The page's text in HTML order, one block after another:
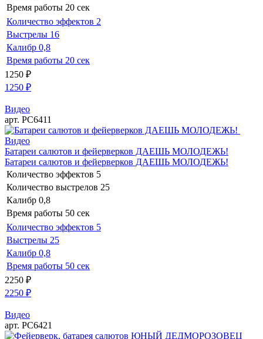
Время работы 20 сек
Количество эффектов 2
Выстрелы 16
Калибр 0,8
Время работы 20 сек
1250 ₽
1250 ₽
Видео
арт. РС6411
Видео
Батареи салютов и фейерверков ДАЕШЬ МОЛОДЕЖЬ!
Батареи салютов и фейерверков ДАЕШЬ МОЛОДЕЖЬ!
Количество эффектов 5
Количество выстрелов 25
Калибр 0,8
Время работы 50 сек
Количество эффектов 5
Выстрелы 25
Калибр 0,8
Время работы 50 сек
2250 ₽
2250 ₽
Видео
арт. РС6421